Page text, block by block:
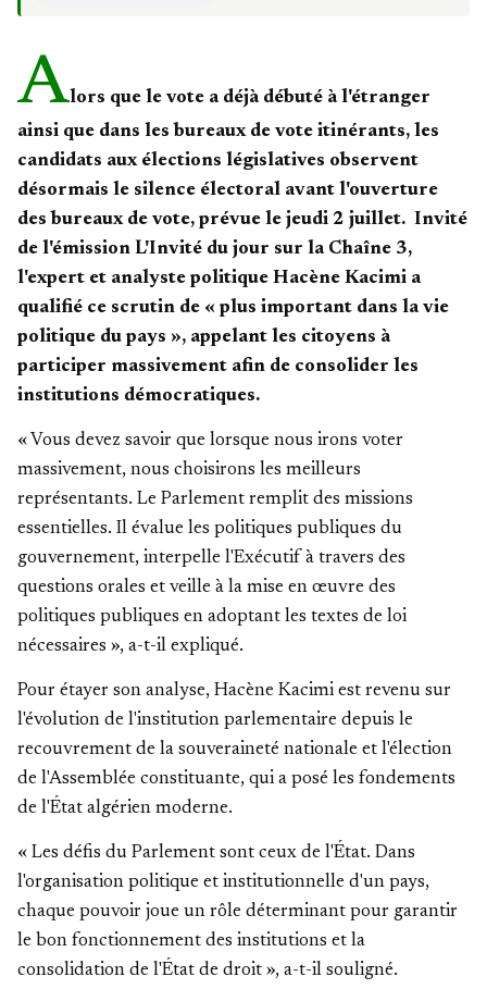
Alors que le vote a déjà débuté à l'étranger
ainsi que dans les bureaux de vote itinérants, les
candidats aux élections législatives observent
désormais le silence électoral avant l'ouverture
des bureaux de vote, prévue le jeudi 2 juillet. Invité
de l'émission L'Invité du jour sur la Chaîne 3,
l'expert et analyste politique Hacène Kacimi a
qualifié ce scrutin de « plus important dans la vie
politique du pays », appelant les citoyens à
participer massivement afin de consolider les
institutions démocratiques.
« Vous devez savoir que lorsque nous irons voter
massivement, nous choisirons les meilleurs
représentants. Le Parlement remplit des missions
essentielles. Il évalue les politiques publiques du
gouvernement, interpelle l'Exécutif à travers des
questions orales et veille à la mise en œuvre des
politiques publiques en adoptant les textes de loi
nécessaires », a-t-il expliqué.
Pour étayer son analyse, Hacène Kacimi est revenu sur
l'évolution de l'institution parlementaire depuis le
recouvrement de la souveraineté nationale et l'élection
de l'Assemblée constituante, qui a posé les fondements
de l'État algérien moderne.
« Les défis du Parlement sont ceux de l'État. Dans
l'organisation politique et institutionnelle d'un pays,
chaque pouvoir joue un rôle déterminant pour garantir
le bon fonctionnement des institutions et la
consolidation de l'État de droit », a-t-il souligné.